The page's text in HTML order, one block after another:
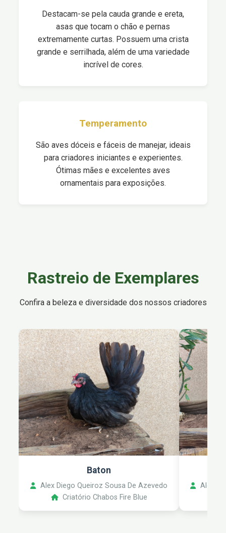
Destacam-se pela cauda grande e ereta,
asas que tocam o chão e pernas
extremamente curtas. Possuem uma crista
grande e serrilhada, além de uma variedade
incrível de cores.
Temperamento
São aves dóceis e fáceis de manejar, ideais
para criadores iniciantes e experientes.
Ótimas mães e excelentes aves
ornamentais para exposições.
Rastreio de Exemplares
Confira a beleza e diversidade dos nossos criadores
Baton
Alex Diego Queiroz Sousa De Azevedo
Criatório Chabos Fire Blue
Alex